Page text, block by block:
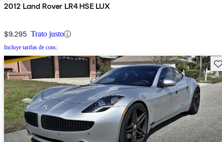
2012 Land Rover LR4 HSE LUX
$9,295 Trato justo
Incluye tarifas de conc.